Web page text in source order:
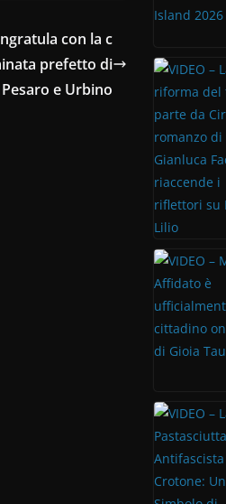
con la c
prefetto di
Pesaro e Urbino